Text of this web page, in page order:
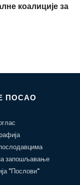
коалиције за
ПОСАО
запошљавање
"Послови"